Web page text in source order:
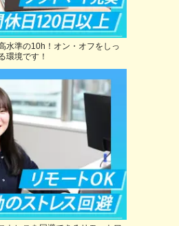
水準の10h！オン・オフをしっ
環境です！